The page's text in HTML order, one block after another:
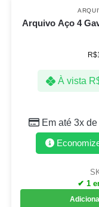
Arquivo Aço 4
R$
À vista
Em até 3x de
✔ 1